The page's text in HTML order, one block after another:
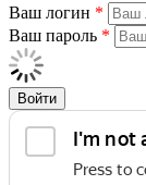
Ваш логин *
Ваш пароль *
Войти